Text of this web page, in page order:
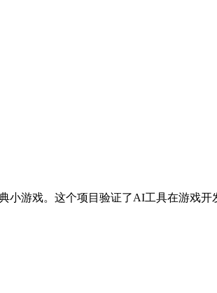
游戏。这个项目验证了AI工具在游戏